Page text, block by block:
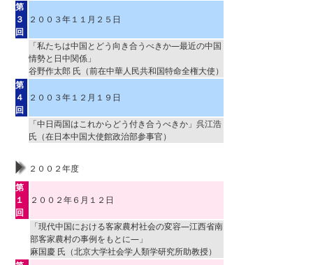
第
３
回
２００３年１１月２５日
「私たちは中国とどう向き合うべきか―最近の中国
情勢と日中関係」
谷野作太郎 氏（前在中華人民共和国特命全権大使）
第
４
回
２００３年１２月１９日
「中日両国はこれからどう付き合うべきか」呉江浩
氏（在日本中国大使館政治部参事官）
２００２年度
第
１
回
２００２年６月１２日
「現代中国における客家農村社会の変容―江西省南
部客家農村の事例をもとに―」
麻国慶 氏（北京大学社会学人類学研究所助教授）